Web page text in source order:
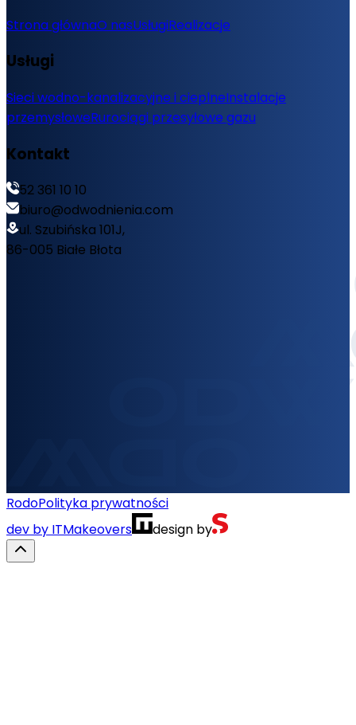
Strona głównaO nasUsługiRealizacje
Usługi
Sieci wodno-kanalizacyjne i cieplneInstalacje
przemysłoweRurociągi przesyłowe gazu
Kontakt
52 361 10 10
biuro@odwodnienia.com
ul. Szubińska 101J,
86-005 Białe Błota
RodoPolityka prywatności
dev by ITMakeovers
design by